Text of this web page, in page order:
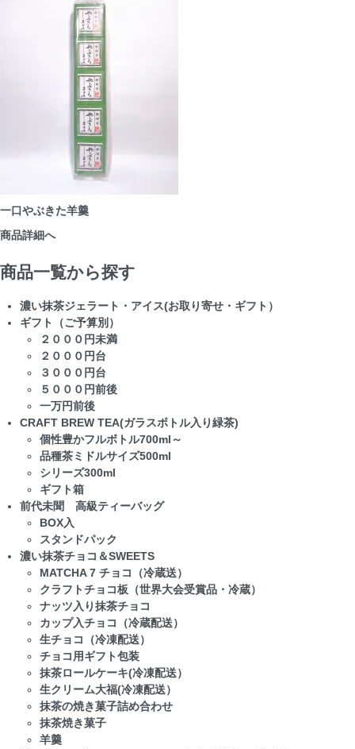
一口やぶきた羊羹
商品詳細へ
商品一覧から探す
濃い抹茶ジェラート・アイス(お取り寄せ・ギフト）
ギフト（ご予算別）
２０００円未満
２０００円台
３０００円台
５０００円前後
一万円前後
CRAFT BREW TEA(ガラスボトル入り緑茶)
個性豊かフルボトル700ml～
品種茶ミドルサイズ500ml
シリーズ300ml
ギフト箱
前代未聞 高級ティーバッグ
BOX入
スタンドパック
濃い抹茶チョコ＆SWEETS
MATCHA 7 チョコ（冷蔵送）
クラフトチョコ板（世界大会受賞品・冷蔵）
ナッツ入り抹茶チョコ
カップ入チョコ（冷蔵配送）
生チョコ（冷凍配送）
チョコ用ギフト包装
抹茶ロールケーキ(冷凍配送）
生クリーム大福(冷凍配送）
抹茶の焼き菓子詰め合わせ
抹茶焼き菓子
羊羹